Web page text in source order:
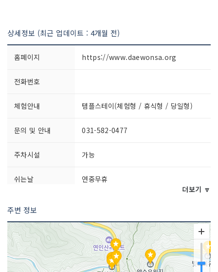
상세정보 (최근 업데이트 : 4개월 전)
홈페이지 https://www.daewonsa.org
전화번호
체험안내 템플스테이(체험형 / 휴식형 / 당일형)
문의 및 안내 031-582-0477
주차시설 가능
쉬는날 연중무휴
더보기 🔽
주변 정보